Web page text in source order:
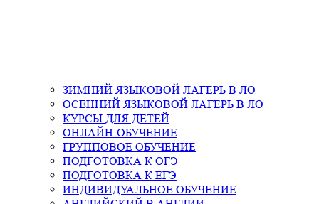
ЗИМНИЙ ЯЗЫКОВОЙ ЛАГЕРЬ В ЛО
ОСЕННИЙ ЯЗЫКОВОЙ ЛАГЕРЬ В ЛО
КУРСЫ ДЛЯ ДЕТЕЙ
ОНЛАЙН-ОБУЧЕНИЕ
ГРУППОВОЕ ОБУЧЕНИЕ
ПОДГОТОВКА К ОГЭ
ПОДГОТОВКА К ЕГЭ
ИНДИВИДУАЛЬНОЕ ОБУЧЕНИЕ